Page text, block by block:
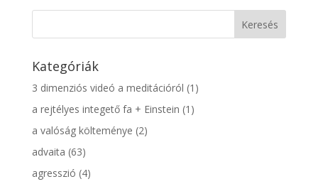
Kategóriák
3 dimenziós videó a meditációról (1)
a rejtélyes integető fa + Einstein (1)
a valóság költeménye (2)
advaita (63)
agresszió (4)